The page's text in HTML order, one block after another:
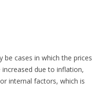
cases in which the prices
due to inflation,
internal factors, which is